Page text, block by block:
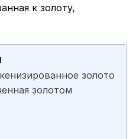
к золоту,
золото
золотом